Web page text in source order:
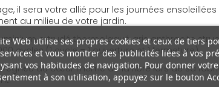
il sera votre allié pour les journées
au milieu de votre jardin.
extrudé thermolaqué gris anthracite
cycles (1 cycle = 1 ouverture et 1 fermeture)
au cœur même de la fibre lors de sa
Web utilise ses propres cookies et ceux de tiers
et vous montrer des publicités liées à vos
vos habitudes de navigation. Pour donner votre
à son utilisation, appuyez sur le bouton